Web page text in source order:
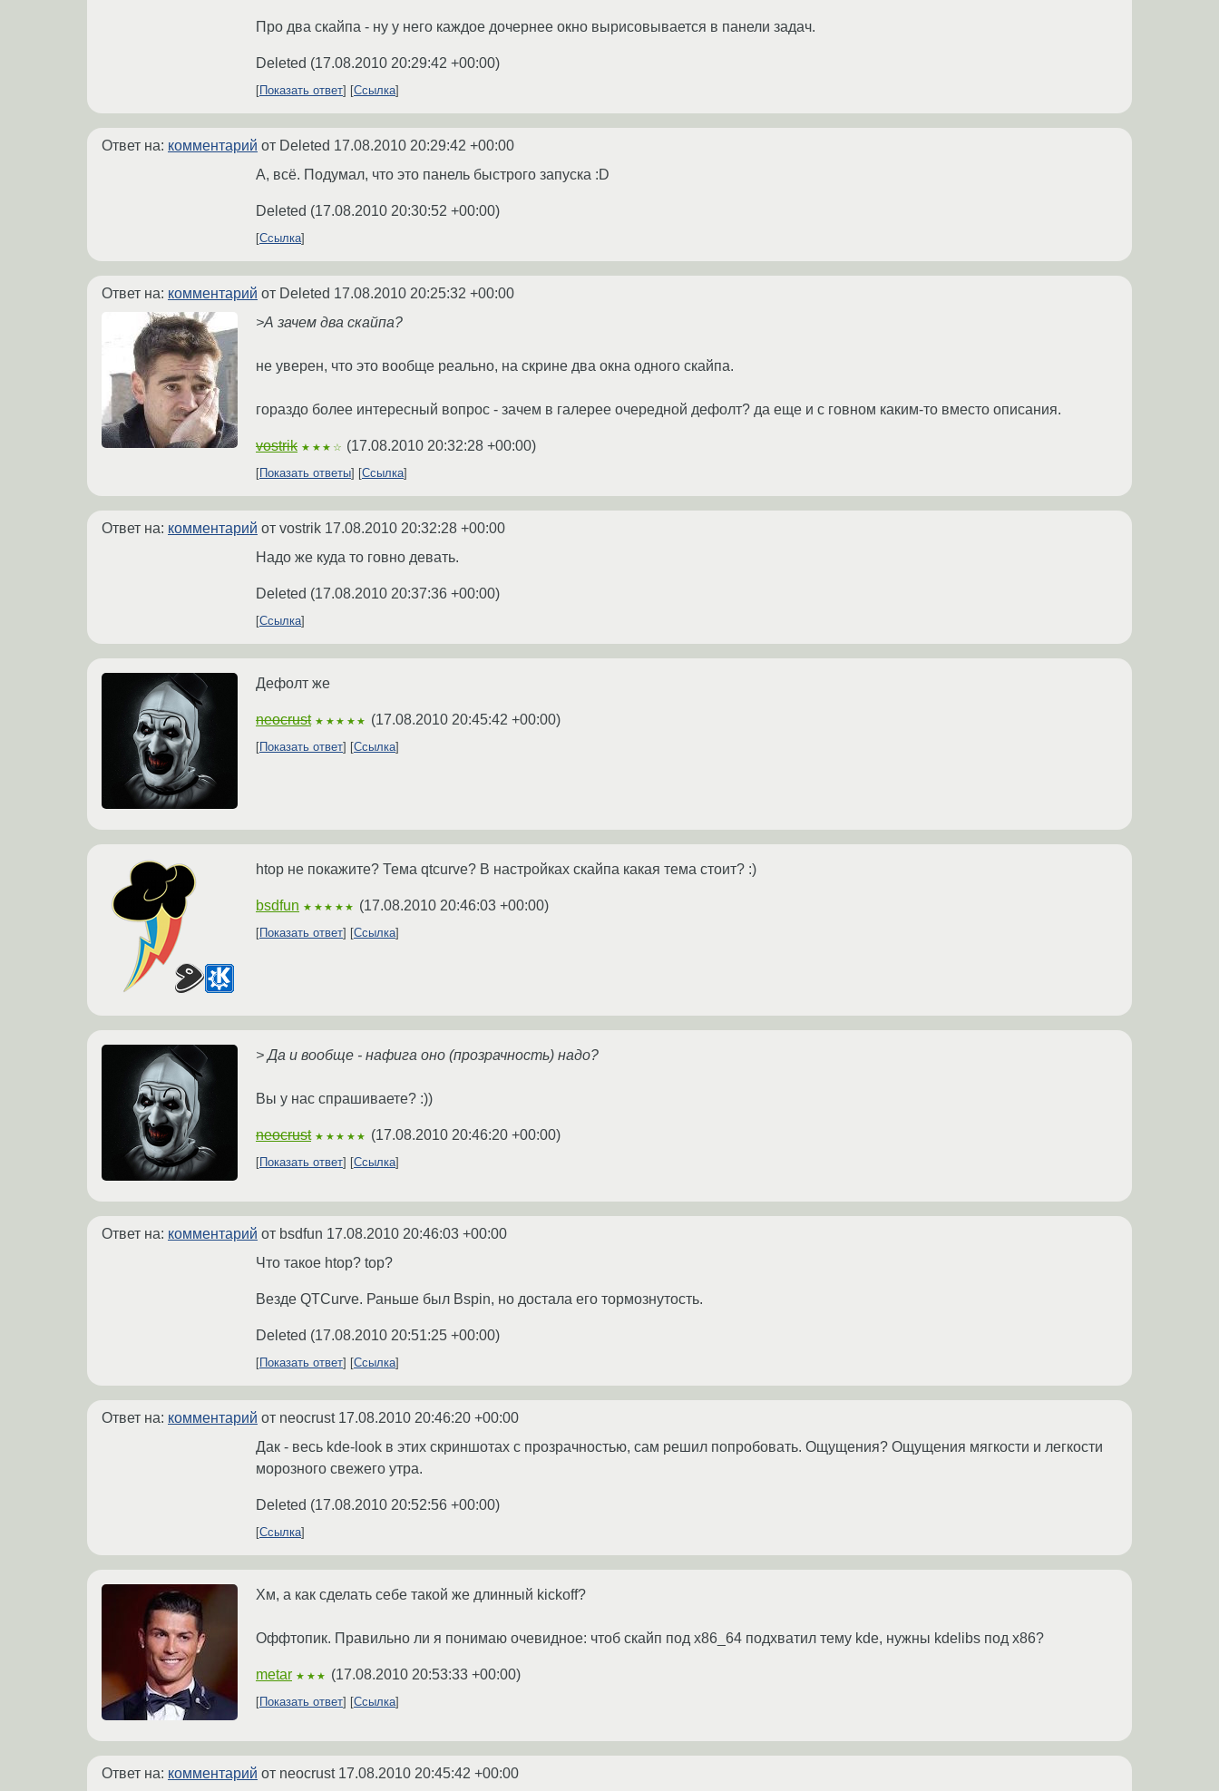
Про два скайпа - ну у него каждое дочернее окно вырисовывается в панели задач.
Deleted (17.08.2010 20:29:42 +00:00)
Показать ответ Ссылка
Ответ на: комментарий от Deleted 17.08.2010 20:29:42 +00:00
А, всё. Подумал, что это панель быстрого запуска :D
Deleted (17.08.2010 20:30:52 +00:00)
Ссылка
Ответ на: комментарий от Deleted 17.08.2010 20:25:32 +00:00
>А зачем два скайпа?
не уверен, что это вообще реально, на скрине два окна одного скайпа.
гораздо более интересный вопрос - зачем в галерее очередной дефолт? да еще и с говном каким-то вместо описания.
vostrik ★★★☆ (17.08.2010 20:32:28 +00:00)
Показать ответы Ссылка
Ответ на: комментарий от vostrik 17.08.2010 20:32:28 +00:00
Надо же куда то говно девать.
Deleted (17.08.2010 20:37:36 +00:00)
Ссылка
Дефолт же
neocrust ★★★★★ (17.08.2010 20:45:42 +00:00)
Показать ответ Ссылка
htop не покажите? Тема qtcurve? В настройках скайпа какая тема стоит? :)
bsdfun ★★★★★ (17.08.2010 20:46:03 +00:00)
Показать ответ Ссылка
> Да и вообще - нафига оно (прозрачность) надо?
Вы у нас спрашиваете? :))
neocrust ★★★★★ (17.08.2010 20:46:20 +00:00)
Показать ответ Ссылка
Ответ на: комментарий от bsdfun 17.08.2010 20:46:03 +00:00
Что такое htop? top?
Везде QTCurve. Раньше был Bspin, но достала его тормознутость.
Deleted (17.08.2010 20:51:25 +00:00)
Показать ответ Ссылка
Ответ на: комментарий от neocrust 17.08.2010 20:46:20 +00:00
Дак - весь kde-look в этих скриншотах с прозрачностью, сам решил попробовать. Ощущения? Ощущения мягкости и легкости
морозного свежего утра.
Deleted (17.08.2010 20:52:56 +00:00)
Ссылка
Хм, а как сделать себе такой же длинный kickoff?
Оффтопик. Правильно ли я понимаю очевидное: чтоб скайп под x86_64 подхватил тему kde, нужны kdelibs под x86?
metar ★★★ (17.08.2010 20:53:33 +00:00)
Показать ответ Ссылка
Ответ на: комментарий от neocrust 17.08.2010 20:45:42 +00:00